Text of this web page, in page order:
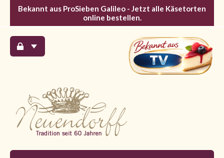
Bekannt aus ProSieben Galileo - Jetzt alle Käsetorten
online bestellen.